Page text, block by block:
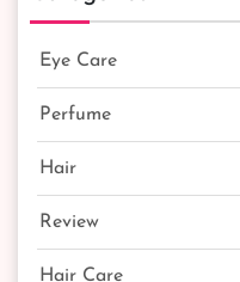
Eye Care
Perfume
Hair
Review
Hair Care